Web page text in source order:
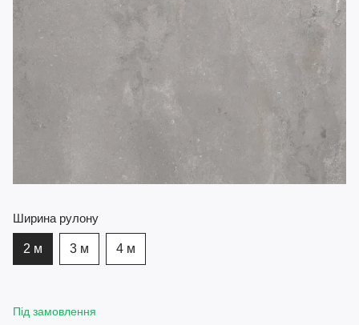
Ширина рулону
2 м 3 м 4 м
Під замовлення